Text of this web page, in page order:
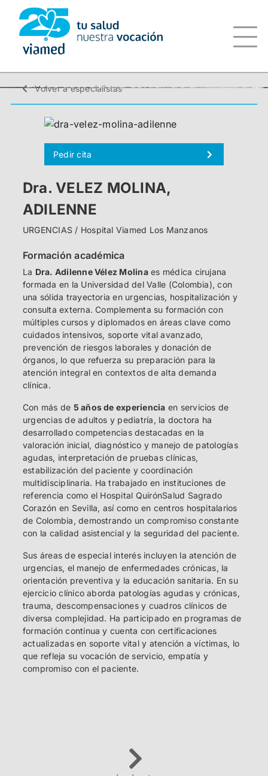
Saltar
contenido
Volver a especialistas
Pedir cita
Dra. VELEZ MOLINA,
ADILENNE
URGENCIAS / Hospital Viamed Los Manzanos
Formación académica
La Dra. Adilenne Vélez Molinaes médica cirujana
formada en la Universidad del Valle (Colombia), con
una sólida trayectoria en urgencias, hospitalización y
consulta externa. Complementa su formación con
múltiples cursos y diplomados en áreas clave como
cuidados intensivos, soporte vital avanzado,
prevención de riesgos laborales y donación de
órganos, lo que refuerza su preparación para la
atención integral en contextos de alta demanda
clínica.
Con más de 5 años de experiencia en servicios de
urgencias de adultos y pediatría, la doctora ha
desarrollado competencias destacadas en la
valoración inicial, diagnóstico y manejo de patologías
agudas, interpretación de pruebas clínicas,
estabilización del paciente y coordinación
multidisciplinaria. Ha trabajado en instituciones de
referencia como el Hospital QuirónSalud Sagrado
Corazón en Sevilla, así como en centros hospitalarios
de Colombia, demostrando un compromiso constante
con la calidad asistencial y la seguridad del paciente.
Sus áreas de especial interés incluyen la atención de
urgencias, el manejo de enfermedades crónicas, la
orientación preventiva y la educación sanitaria. En su
ejercicio clínico aborda patologías agudas y crónicas,
trauma, descompensaciones y cuadros clínicos de
diversa complejidad. Ha participado en programas de
formación continua y cuenta con certificaciones
actualizadas en soporte vital y atención a víctimas, lo
que refleja su vocación de servicio, empatía y
compromiso con el paciente.